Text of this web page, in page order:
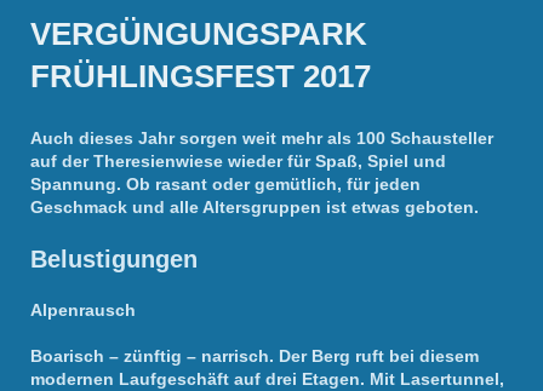
VERGÜNGUNGSPARK
FRÜHLINGSFEST 2017
Auch dieses Jahr sorgen weit mehr als 100 Schausteller
auf der Theresienwiese wieder für Spaß, Spiel und
Spannung. Ob rasant oder gemütlich, für jeden
Geschmack und alle Altersgruppen ist etwas geboten.
Belustigungen
Alpenrausch
Boarisch – zünftig – narrisch. Der Berg ruft bei diesem
modernen Laufgeschäft auf drei Etagen. Mit Lasertunnel,